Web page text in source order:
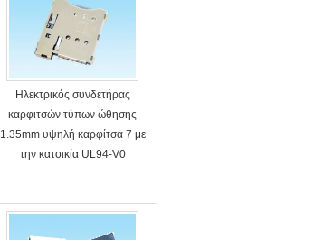
Ηλεκτρικός συνδετήρας
καρφιτσών τύπων ώθησης
1.35mm υψηλή καρφίτσα 7 με
την κατοικία UL94-V0